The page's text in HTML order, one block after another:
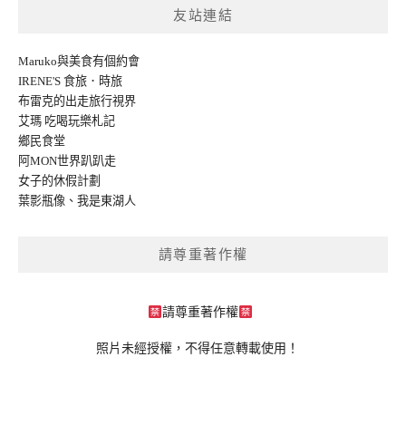
友站連結
Maruko與美食有個約會
IRENE'S 食旅．時旅
布雷克的出走旅行視界
艾瑪 吃喝玩樂札記
鄉民食堂
阿MON世界趴趴走
女子的休假計劃
葉影瓶像 、 我是東湖人
請尊重著作權
請尊重著作權
照片未經授權，不得任意轉載使用！